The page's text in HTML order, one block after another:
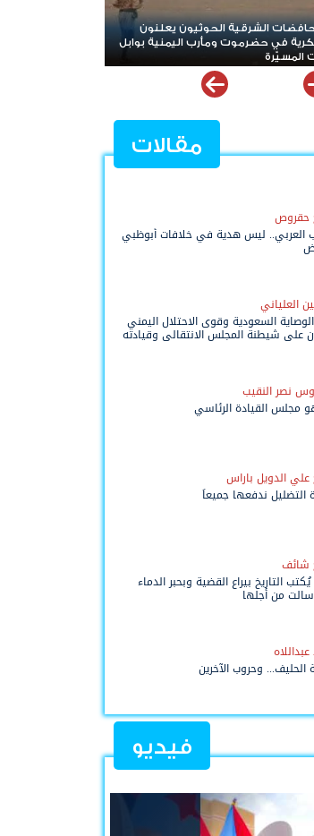
غير مسبوق.. حرب إيران تلتهم معظم مخزون
"ثاد" الأمريكية وتدق ناقوس الخطر داخل البنتاغون
مقالات
حقروص
العربي.. ليس هدية في خلافات أبوظبي
العلياني
الوصاية السعودية وقوى الاحتلال اليمني
على شيطنة المجلس الانتقالي وقيادته
نصر النقيب
مجلس القيادة الرئاسي
علي الدويل باراس
التضليل ندفعها جميعاً
شائف
التاريخ بيراع القضية وبحبر الدماء
من أجلها
الحليف... وحروب الآخرين
فيديو